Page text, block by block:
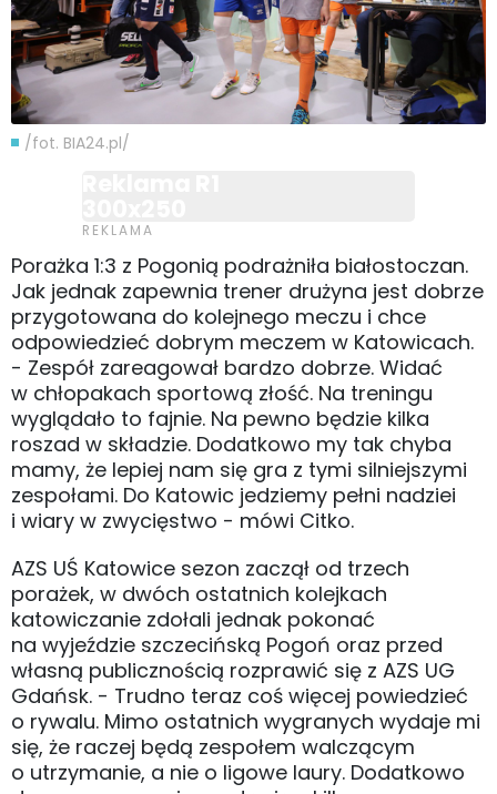
/fot. BIA24.pl/
Porażka 1:3 z Pogonią podrażniła białostoczan.
Jak jednak zapewnia trener drużyna jest dobrze
przygotowana do kolejnego meczu i chce
odpowiedzieć dobrym meczem w Katowicach.
- Zespół zareagował bardzo dobrze. Widać
w chłopakach sportową złość. Na treningu
wyglądało to fajnie. Na pewno będzie kilka
roszad w składzie. Dodatkowo my tak chyba
mamy, że lepiej nam się gra z tymi silniejszymi
zespołami. Do Katowic jedziemy pełni nadziei
i wiary w zwycięstwo - mówi Citko.
AZS UŚ Katowice sezon zaczął od trzech
porażek, w dwóch ostatnich kolejkach
katowiczanie zdołali jednak pokonać
na wyjeździe szczecińską Pogoń oraz przed
własną publicznością rozprawić się z AZS UG
Gdańsk. - Trudno teraz coś więcej powiedzieć
o rywalu. Mimo ostatnich wygranych wydaje mi
się, że raczej będą zespołem walczącym
o utrzymanie, a nie o ligowe laury. Dodatkowo